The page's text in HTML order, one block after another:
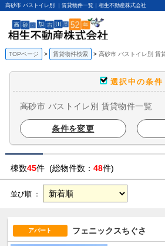
高砂市 バストイレ別 ｜賃貸物件一覧｜相生不動産株式会社
TOPページ 賃貸物件検索 高砂市 バストイレ別 賃
選択中の条件
高砂市 バストイレ別 賃貸物件一覧
条件を変更
棟数45件 (総物件数： 48件)
並び順 ：
アパート フェニックスちぐさ